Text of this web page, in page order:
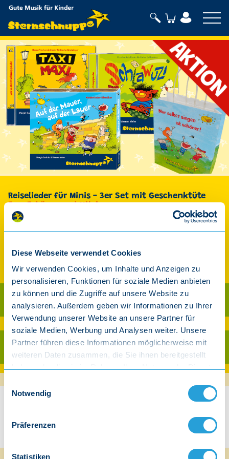
Diese Webseite verwendet Cookies
Wir verwenden Cookies, um Inhalte und Anzeigen zu
personalisieren, Funktionen für soziale Medien anbieten
zu können und die Zugriffe auf unsere Website zu
analysieren. Außerdem geben wir Informationen zu Ihrer
Verwendung unserer Website an unsere Partner für
soziale Medien, Werbung und Analysen weiter. Unsere
Partner führen diese Informationen möglicherweise mit
weiteren Daten zusammen, die Sie ihnen bereitgestellt
Notwendig
Präferenzen
Statistiken
Sternschnuppe
Reiselieder für Minis - 3er Set mit Geschenktüte
Zum Zuhören und Mitsingen
Geschenk-Set
inkl. gesetzl. MwSt.
Als CD kaufen
Ab 30 € Warenwert versandkostenfrei innerhalb Deutschland (exkl. Player)
Als Download kaufen
Reiselieder für Minis - 3er Set mit Geschenktüte
Wenn es mit den Kleinen auf Reise geht - egal ob in den Urlaub nach